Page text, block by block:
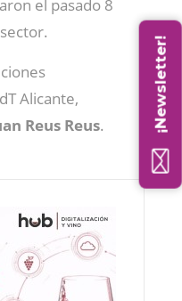
el pasado 8
Alicante,
Reus Reus. ¡Newsletter!